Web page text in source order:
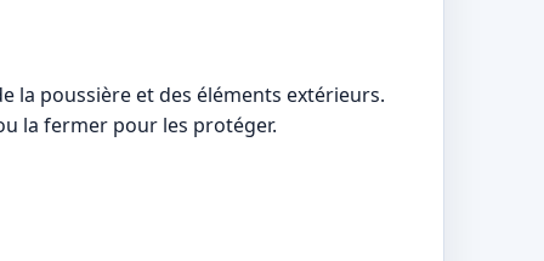
la poussière et des éléments extérieurs.
la fermer pour les protéger.